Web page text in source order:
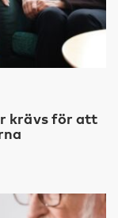
krävs för att